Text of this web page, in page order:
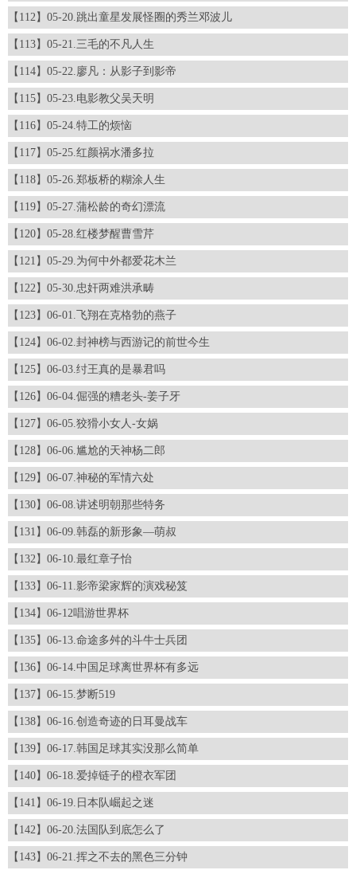
【112】05-20.跳出童星发展怪圈的秀兰邓波儿
【113】05-21.三毛的不凡人生
【114】05-22.廖凡：从影子到影帝
【115】05-23.电影教父吴天明
【116】05-24.特工的烦恼
【117】05-25.红颜祸水潘多拉
【118】05-26.郑板桥的糊涂人生
【119】05-27.蒲松龄的奇幻漂流
【120】05-28.红楼梦醒曹雪芹
【121】05-29.为何中外都爱花木兰
【122】05-30.忠奸两难洪承畴
【123】06-01.飞翔在克格勃的燕子
【124】06-02.封神榜与西游记的前世今生
【125】06-03.纣王真的是暴君吗
【126】06-04.倔强的糟老头-姜子牙
【127】06-05.狡猾小女人-女娲
【128】06-06.尴尬的天神杨二郎
【129】06-07.神秘的军情六处
【130】06-08.讲述明朝那些特务
【131】06-09.韩磊的新形象—萌叔
【132】06-10.最红章子怡
【133】06-11.影帝梁家辉的演戏秘笈
【134】06-12唱游世界杯
【135】06-13.命途多舛的斗牛士兵团
【136】06-14.中国足球离世界杯有多远
【137】06-15.梦断519
【138】06-16.创造奇迹的日耳曼战车
【139】06-17.韩国足球其实没那么简单
【140】06-18.爱掉链子的橙衣军团
【141】06-19.日本队崛起之迷
【142】06-20.法国队到底怎么了
【143】06-21.挥之不去的黑色三分钟